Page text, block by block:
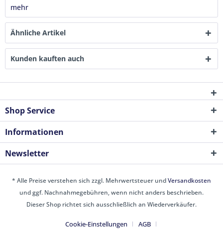
mehr
Ähnliche Artikel
Kunden kauften auch
Shop Service
Informationen
Newsletter
* Alle Preise verstehen sich zzgl. Mehrwertsteuer undVersandkosten
und ggf. Nachnahmegebühren, wenn nicht anders beschrieben.
Dieser Shop richtet sich ausschließlich an Wiederverkäufer.
Cookie-Einstellungen AGB